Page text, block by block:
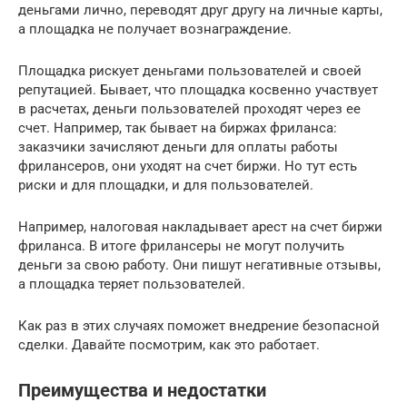
деньгами лично, переводят друг другу на личные карты,
а площадка не получает вознаграждение.
Площадка рискует деньгами пользователей и своей
репутацией. Бывает, что площадка косвенно участвует
в расчетах, деньги пользователей проходят через ее
счет. Например, так бывает на биржах фриланса:
заказчики зачисляют деньги для оплаты работы
фрилансеров, они уходят на счет биржи. Но тут есть
риски и для площадки, и для пользователей.
Например, налоговая накладывает арест на счет биржи
фриланса. В итоге фрилансеры не могут получить
деньги за свою работу. Они пишут негативные отзывы,
а площадка теряет пользователей.
Как раз в этих случаях поможет внедрение безопасной
сделки. Давайте посмотрим, как это работает.
Преимущества и недостатки